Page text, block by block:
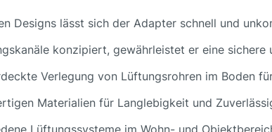
Designs lässt sich der Adapter schnell und
konzipiert, gewährleistet er eine sichere
Verlegung von Lüftungsrohren im Boden
Materialien für Langlebigkeit und